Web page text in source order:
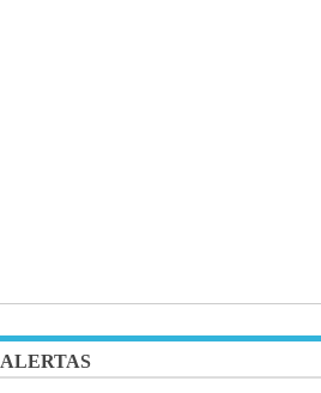
ALERTAS